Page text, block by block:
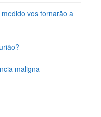
vos tornarão a
maligna